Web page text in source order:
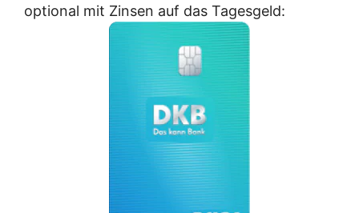
optional mit Zinsen auf das Tagesgeld: